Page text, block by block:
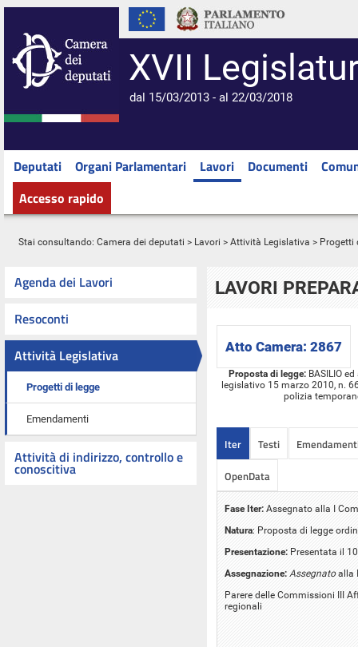
XVII
dal 15/03/2013 - al 22/03/2018
Deputati Organi Parlamentari Lavori Documenti
Accesso rapido
Stai consultando: Camera dei deputati > Lavori > Attività Legislativa > Progetti
Agenda dei Lavori
Resoconti
Attività Legislativa
Progetti di legge
Emendamenti
Attività di indirizzo, controllo e
conoscitiva
LAVORI
Atto Camera: 2867
Proposta di legge: BASILIO
legislativo 15 marzo 2010, n.
polizia
Iter Testi
OpenData
Fase Iter: Assegnato alla I
Natura: Proposta di legge
Presentazione: Presentata il
Assegnazione: Assegnatoalla
Parere delle Commissioni III
regionali